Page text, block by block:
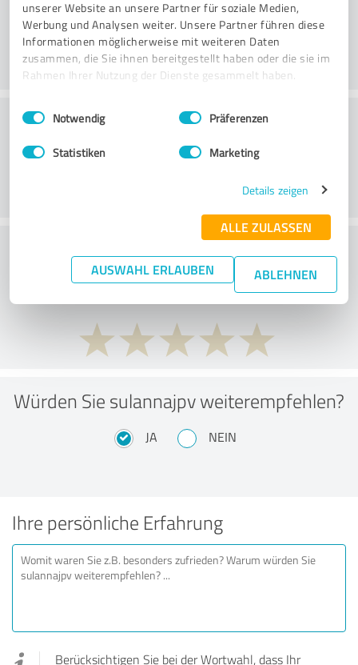
unserer Website an unsere Partner für soziale Medien,
Werbung und Analysen weiter. Unsere Partner führen diese
Informationen möglicherweise mit weiteren Daten
zusammen, die Sie ihnen bereitgestellt haben oder die sie im
Rahmen Ihrer Nutzung der Dienste gesammelt haben.
Impressum Datenschutzbestimmungen
Einwilligungsauswahl
Notwendig Präferenzen
Statistiken Marketing
Details zeigen
ALLE ZULASSEN
AUSWAHL ERLAUBEN ABLEHNEN
Kundenservice
Wie beurteilen Sie das
Preis-/Leistungsverhältnis?
Würden Sie sulannajpv weiterempfehlen?
JA NEIN
Ihre persönliche Erfahrung
Berücksichtigen Sie bei der Wortwahl, dass Ihr